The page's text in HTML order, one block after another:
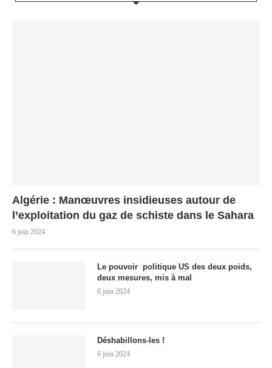
Algérie : Manœuvres insidieuses autour de
l’exploitation du gaz de schiste dans le Sahara
6 juin 2024
Le pouvoir politique US des deux poids,
deux mesures, mis à mal
6 juin 2024
Déshabillons-les !
6 juin 2024